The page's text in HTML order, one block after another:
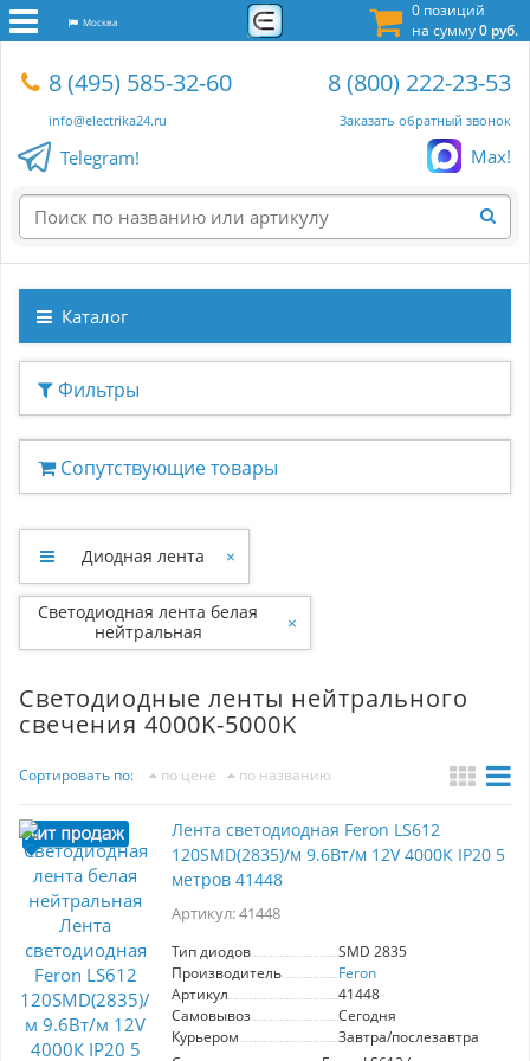
0 позиций
на сумму0 руб.
Москва
8 (495) 585-32-60
info@electrika24.ru
8 (800) 222-23-53
Заказать обратный звонок
Telegram! Max!
Каталог
Фильтры
Сопутствующие товары
Диодная лента ×
Светодиодная лента белая
нейтральная
×
Светодиодные ленты нейтрального
свечения 4000K-5000K
Сортировать по: по цене по названию
Лента светодиодная Feron LS612
120SMD(2835)/м 9.6Вт/м 12V 4000К IP20 5
метров 41448
Артикул: 41448
Тип диодов
SMD 2835
Производитель
Feron
Артикул
41448
Самовывоз
Сегодня
Курьером
Завтра/послезавтра